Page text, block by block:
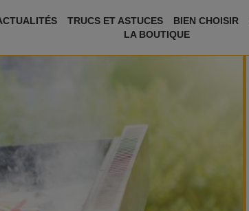
TRUCS ET ASTUCES BIEN CHOISIR
LA BOUTIQUE